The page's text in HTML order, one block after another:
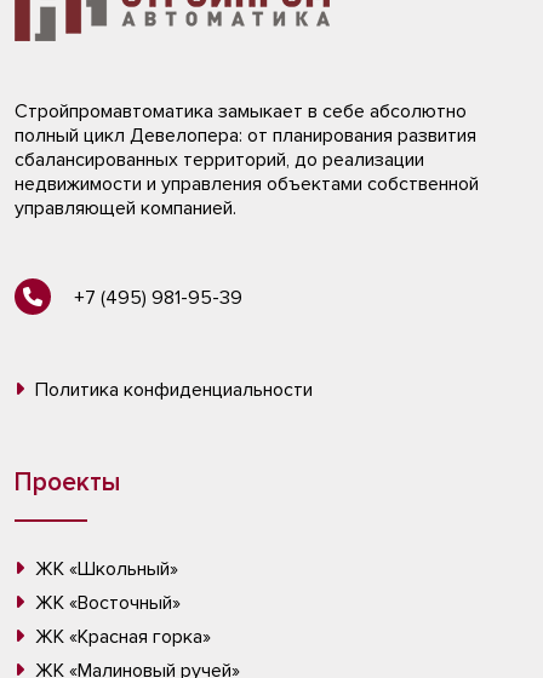
Стройпромавтоматика замыкает в себе абсолютно
полный цикл Девелопера: от планирования развития
сбалансированных территорий, до реализации
недвижимости и управления объектами собственной
управляющей компанией.
+7 (495) 981-95-39
Политика конфиденциальности
Проекты
ЖК «Школьный»
ЖК «Восточный»
ЖК «Красная горка»
ЖК «Малиновый ручей»